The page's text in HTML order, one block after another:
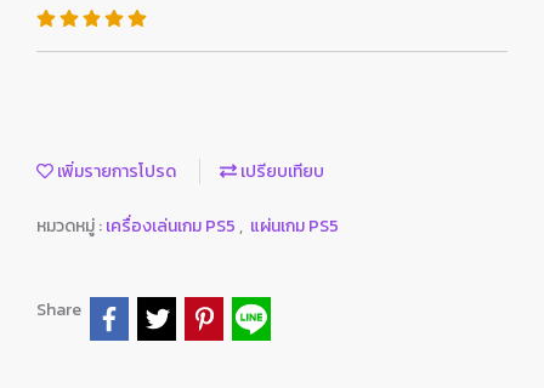
เพิ่มรายการโปรด เปรียบเทียบ
หมวดหมู่ :เครื่องเล่นเกม PS5 , แผ่นเกม PS5
Share